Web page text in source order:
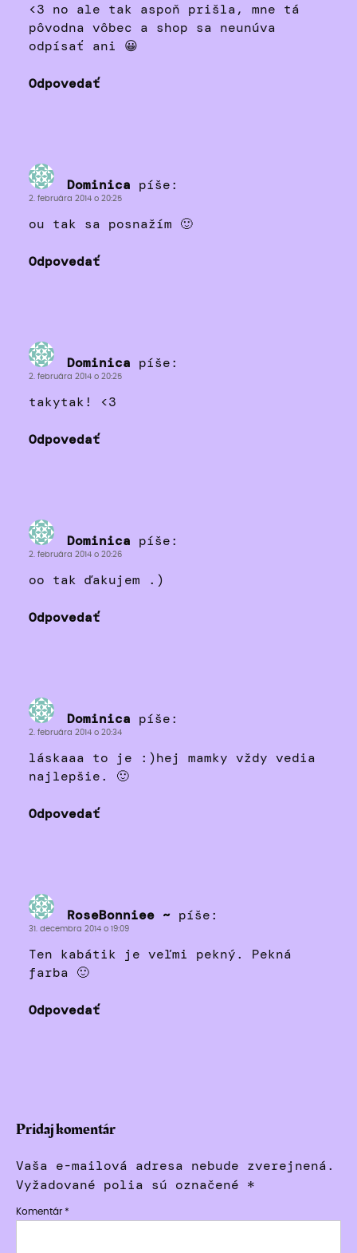
<3 no ale tak aspoň prišla, mne tá
pôvodna vôbec a shop sa neunúva
odpísať ani 😀
Odpovedať
Dominica píše:
2. februára 2014 o 20:25
ou tak sa posnažím 🙂
Odpovedať
Dominica píše:
2. februára 2014 o 20:25
takytak! <3
Odpovedať
Dominica píše:
2. februára 2014 o 20:26
oo tak ďakujem .)
Odpovedať
Dominica píše:
2. februára 2014 o 20:34
láskaaa to je :)hej mamky vždy vedia
najlepšie. 🙂
Odpovedať
RoseBonniee ~ píše:
31. decembra 2014 o 19:09
Ten kabátik je veľmi pekný. Pekná
farba 🙂
Odpovedať
Pridaj komentár
Vaša e-mailová adresa nebude zverejnená.
Vyžadované polia sú označené *
Komentár *